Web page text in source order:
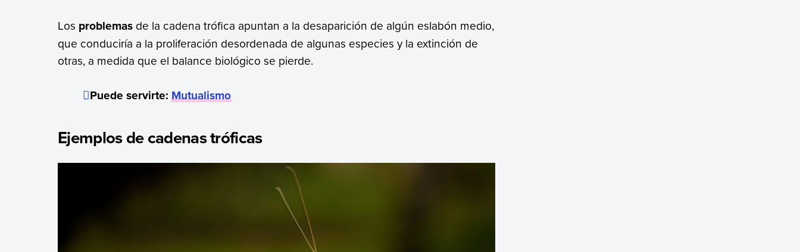
Los problemasde la cadena trófica apuntan a la desaparición de algún eslabón medio,
que conduciría a la proliferación desordenada de algunas especies y la extinción de
otras, a medida que el balance biológico se pierde.
Puede servirte:Mutualismo
Ejemplos de cadenas tróficas